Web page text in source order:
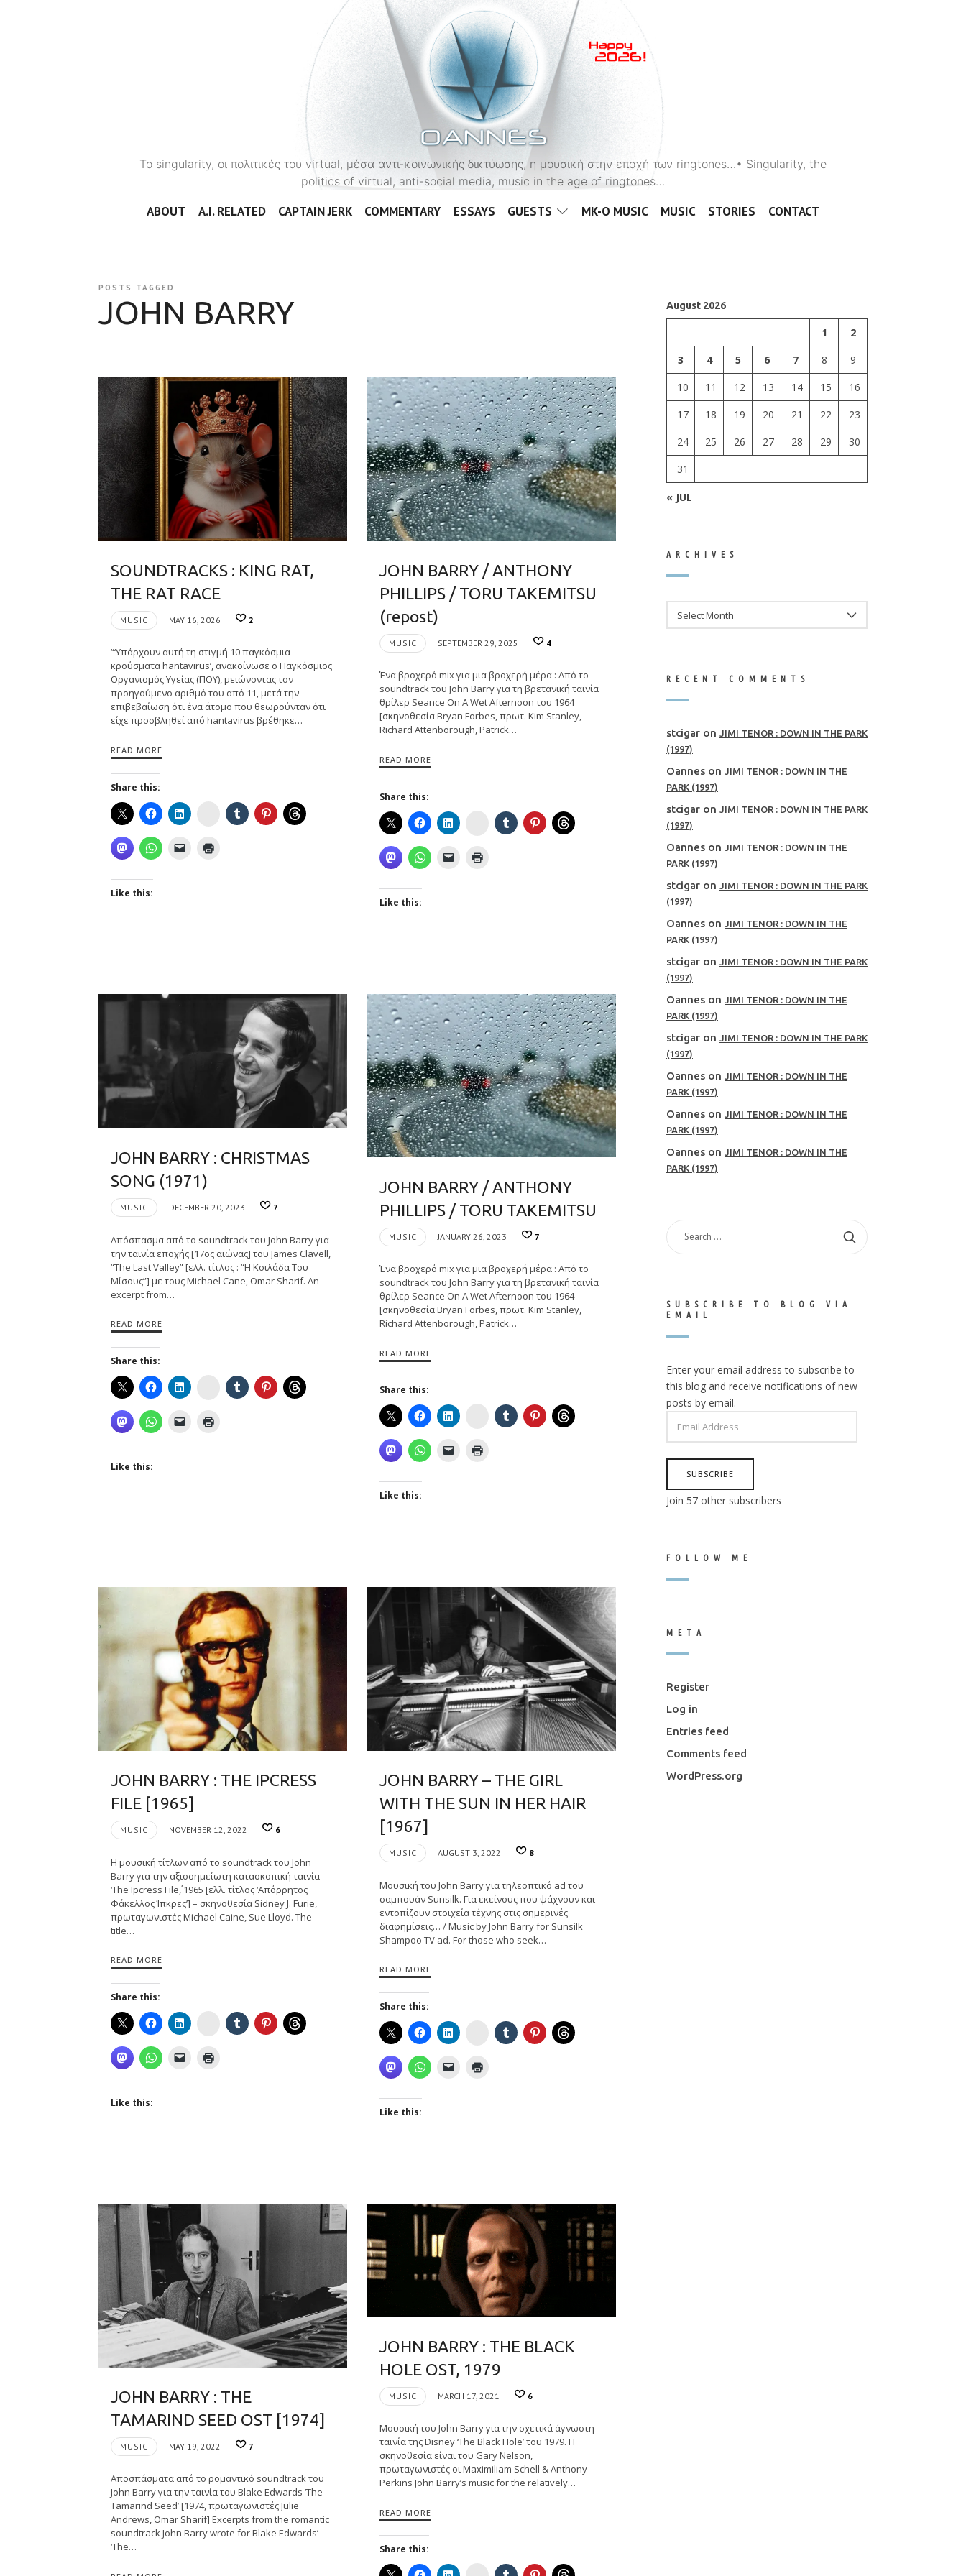
OANNES
To singularity, οι πολιτικές του virtual, μέσα αντι-κοινωνικής δικτύωσης, η μουσική στην εποχή των ringtones…• Singularity, the
politics of virtual, anti-social media, music in the age of ringtones…
ABOUT A.I. RELATED CAPTAIN JERK COMMENTARY ESSAYS GUESTS MK-O MUSIC MUSIC STORIES CONTACT
POSTS TAGGED
JOHN BARRY
SOUNDTRACKS : KING RAT,
THE RAT RACE
MUSIC MAY 16, 2026 2
“‘Υπάρχουν αυτή τη στιγμή 10 παγκόσμια
κρούσματα hantavirus’, ανακοίνωσε ο Παγκόσμιος
Οργανισμός Υγείας (ΠΟΥ), μειώνοντας τον
προηγούμενο αριθμό του από 11, μετά την
επιβεβαίωση ότι ένα άτομο που θεωρούνταν ότι
είχε προσβληθεί από hantavirus βρέθηκε…
READ MORE
Share this:
Instagram
Like this:
JOHN BARRY / ANTHONY
PHILLIPS / TORU TAKEMITSU
(repost)
MUSIC SEPTEMBER 29, 2025 4
Ένα βροχερό mix για μια βροχερή μέρα : Από το
soundtrack του John Barry για τη βρετανική ταινία
θρίλερ Seance On A Wet Afternoon του 1964
[σκηνοθεσία Bryan Forbes, πρωτ. Kim Stanley,
Richard Attenborough, Patrick…
READ MORE
Share this:
Instagram
Like this:
JOHN BARRY : CHRISTMAS
SONG (1971)
MUSIC DECEMBER 20, 2023 7
Απόσπασμα από το soundtrack του John Barry για
την ταινία εποχής [17ος αιώνας] του James Clavell,
“The Last Valley” [ελλ. τίτλος : “Η Κοιλάδα Του
Μίσους”] με τους Michael Cane, Omar Sharif. An
excerpt from…
READ MORE
Share this:
Instagram
Like this:
JOHN BARRY / ANTHONY
PHILLIPS / TORU TAKEMITSU
MUSIC JANUARY 26, 2023 7
Ένα βροχερό mix για μια βροχερή μέρα : Από το
soundtrack του John Barry για τη βρετανική ταινία
θρίλερ Seance On A Wet Afternoon του 1964
[σκηνοθεσία Bryan Forbes, πρωτ. Kim Stanley,
Richard Attenborough, Patrick…
READ MORE
Share this:
Instagram
Like this:
JOHN BARRY : THE IPCRESS
FILE [1965]
MUSIC NOVEMBER 12, 2022 6
Η μουσική τίτλων από το soundtrack του John
Barry για την αξιοσημείωτη κατασκοπική ταινία
‘The Ipcress File΄, 1965 [ελλ. τίτλος ‘Απόρρητος
Φάκελλος Ίπκρες’] – σκηνοθεσία Sidney J. Furie,
πρωταγωνιστές Michael Caine, Sue Lloyd. The
title…
READ MORE
Share this:
Instagram
Like this:
JOHN BARRY – THE GIRL
WITH THE SUN IN HER HAIR
[1967]
MUSIC AUGUST 3, 2022 8
Μουσική του John Barry για τηλεοπτικό ad του
σαμπουάν Sunsilk. Για εκείνους που ψάχνουν και
εντοπίζουν στοιχεία τέχνης στις σημερινές
διαφημίσεις… / Music by John Barry for Sunsilk
Shampoo TV ad. For those who seek…
READ MORE
Share this:
Instagram
Like this:
JOHN BARRY : THE
TAMARIND SEED OST [1974]
MUSIC MAY 19, 2022 7
Αποσπάσματα από το ρομαντικό soundtrack του
John Barry για την ταινία του Blake Edwards ‘The
Tamarind Seed’ [1974, πρωταγωνιστές Julie
Andrews, Omar Sharif] Excerpts from the romantic
soundtrack John Barry wrote for Blake Edwards’
‘The…
JOHN BARRY : THE BLACK
HOLE OST, 1979
MUSIC MARCH 17, 2021 6
Μουσική του John Barry για την σχετικά άγνωστη
ταινία της Disney ‘The Black Hole’ του 1979. Η
σκηνοθεσία είναι του Gary Nelson,
πρωταγωνιστές οι Maximiliam Schell & Anthony
Perkins John Barry’s music for the relatively…
READ MORE
Share this:
Instagram
August 2026
1
2
3
4 5 6 7 8
9
10
11 12 13 14 15
16
17
18 19 20 21 22
23
24
25 26 27 28 29
30
31
« JUL
ARCHIVES
RECENT COMMENTS
stcigar on
JIMI TENOR : DOWN IN THE PARK
(1997)
Oannes on
JIMI TENOR : DOWN IN THE
PARK (1997)
stcigar on
JIMI TENOR : DOWN IN THE PARK
(1997)
Oannes on
JIMI TENOR : DOWN IN THE
PARK (1997)
stcigar on
JIMI TENOR : DOWN IN THE PARK
(1997)
Oannes on
JIMI TENOR : DOWN IN THE
PARK (1997)
stcigar on
JIMI TENOR : DOWN IN THE PARK
(1997)
Oannes on
JIMI TENOR : DOWN IN THE
PARK (1997)
stcigar on
JIMI TENOR : DOWN IN THE PARK
(1997)
Oannes on
JIMI TENOR : DOWN IN THE
PARK (1997)
Oannes on
JIMI TENOR : DOWN IN THE
PARK (1997)
Oannes on
JIMI TENOR : DOWN IN THE
PARK (1997)
SEARCH
SUBSCRIBE TO BLOG VIA
EMAIL
Enter your email address to subscribe to
this blog and receive notifications of new
posts by email.
ADDRESS
SUBSCRIBE
Join 57 other subscribers
FOLLOW ME
META
Register
Log in
Entries feed
Comments feed
WordPress.org